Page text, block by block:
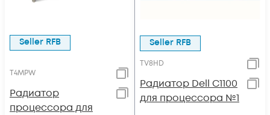
Seller RFB
T4MPW
Радиатор
процессора для
Seller RFB
TV8HD
Радиатор Dell C1100
для процессора №1